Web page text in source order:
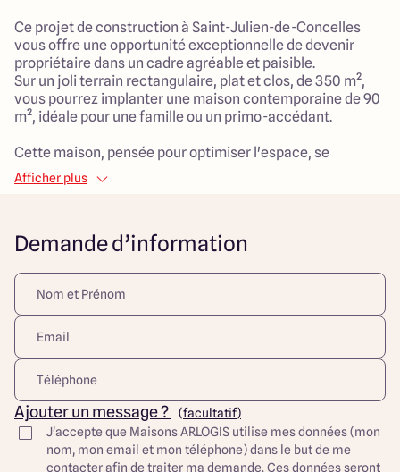
Ce projet de construction à Saint-Julien-de-Concelles
vous offre une opportunité exceptionnelle de devenir
propriétaire dans un cadre agréable et paisible.
Sur un joli terrain rectangulaire, plat et clos, de 350 m²,
vous pourrez implanter une maison contemporaine de 90
m², idéale pour une famille ou un primo-accédant.
Cette maison, pensée pour optimiser l'espace, se
compose de cinq pièces, dont trois chambres
confortables, et un vaste salon de 40 m².
centre bourg, vous profiterez d’un environnement calme,
centre-ville et des transports.
Ce projet est parfait pour démarrer votre nouvelle vie, en
alliant confort, fonctionnalité et rapport qualité-prix. Ne
laissez pas passer cette chance de construire la maison
de vos rêves dans un cadre serein.
Découvrez toutes nos offres et réalisations ARLOGIS sur
notre site Internet. Visuel d'illustration. Le modèle est
totalement adaptable à vos envies et besoins et
personnalisable grâce à de nombreuses options de
finition. Nous consulter pour plus d’informations. Le prix
Afficher plus
Demande d’information
Ajouter un message ?
(facultatif)
J'accepte que Maisons ARLOGIS utilise mes données (mon
nom, mon email et mon téléphone) dans le but de me
contacter afin de traiter ma demande. Ces données seront